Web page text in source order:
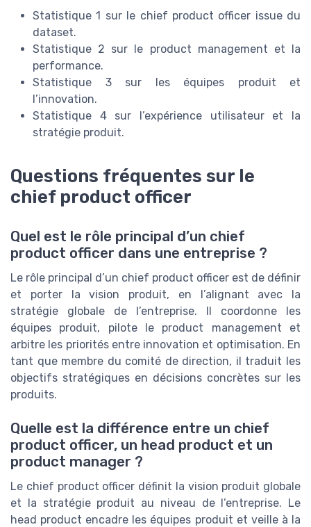
Statistique 1 sur le chief product officer issue du
dataset.
Statistique 2 sur le product management et la
performance.
Statistique 3 sur les équipes produit et
l’innovation.
Statistique 4 sur l’expérience utilisateur et la
stratégie produit.
Questions fréquentes sur le
chief product officer
Quel est le rôle principal d’un chief
product officer dans une entreprise ?
Le rôle principal d’un chief product officer est de définir
et porter la vision produit, en l’alignant avec la
stratégie globale de l’entreprise. Il coordonne les
équipes produit, pilote le product management et
arbitre les priorités entre innovation et optimisation. En
tant que membre du comité de direction, il traduit les
objectifs stratégiques en décisions concrètes sur les
produits.
Quelle est la différence entre un chief
product officer, un head product et un
product manager ?
Le chief product officer définit la vision produit globale
et la stratégie produit au niveau de l’entreprise. Le
head product encadre les équipes produit et veille à la